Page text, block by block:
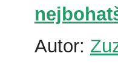
Autor: